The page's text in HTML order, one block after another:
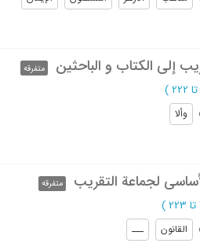
إلی الکتاب و الباحثین متفرقه
)
وألا
لجماعة التقریب متفرقه
)
القانون ـــ